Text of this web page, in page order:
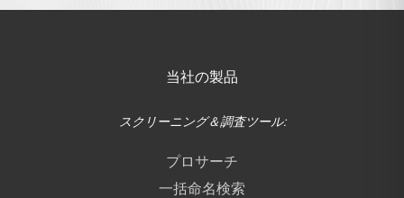
当社の製品
スクリーニング＆調査ツール:
プロサーチ
一括命名検索